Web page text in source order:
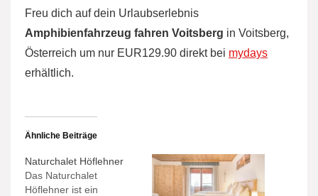
Freu dich auf dein Urlaubserlebnis
Amphibienfahrzeug fahren Voitsberg in Voitsberg,
Österreich um nur EUR129.90 direkt bei mydays
erhältlich.
Ähnliche Beiträge
Naturchalet Höflehner
Das Naturchalet
Höflehner ist ein